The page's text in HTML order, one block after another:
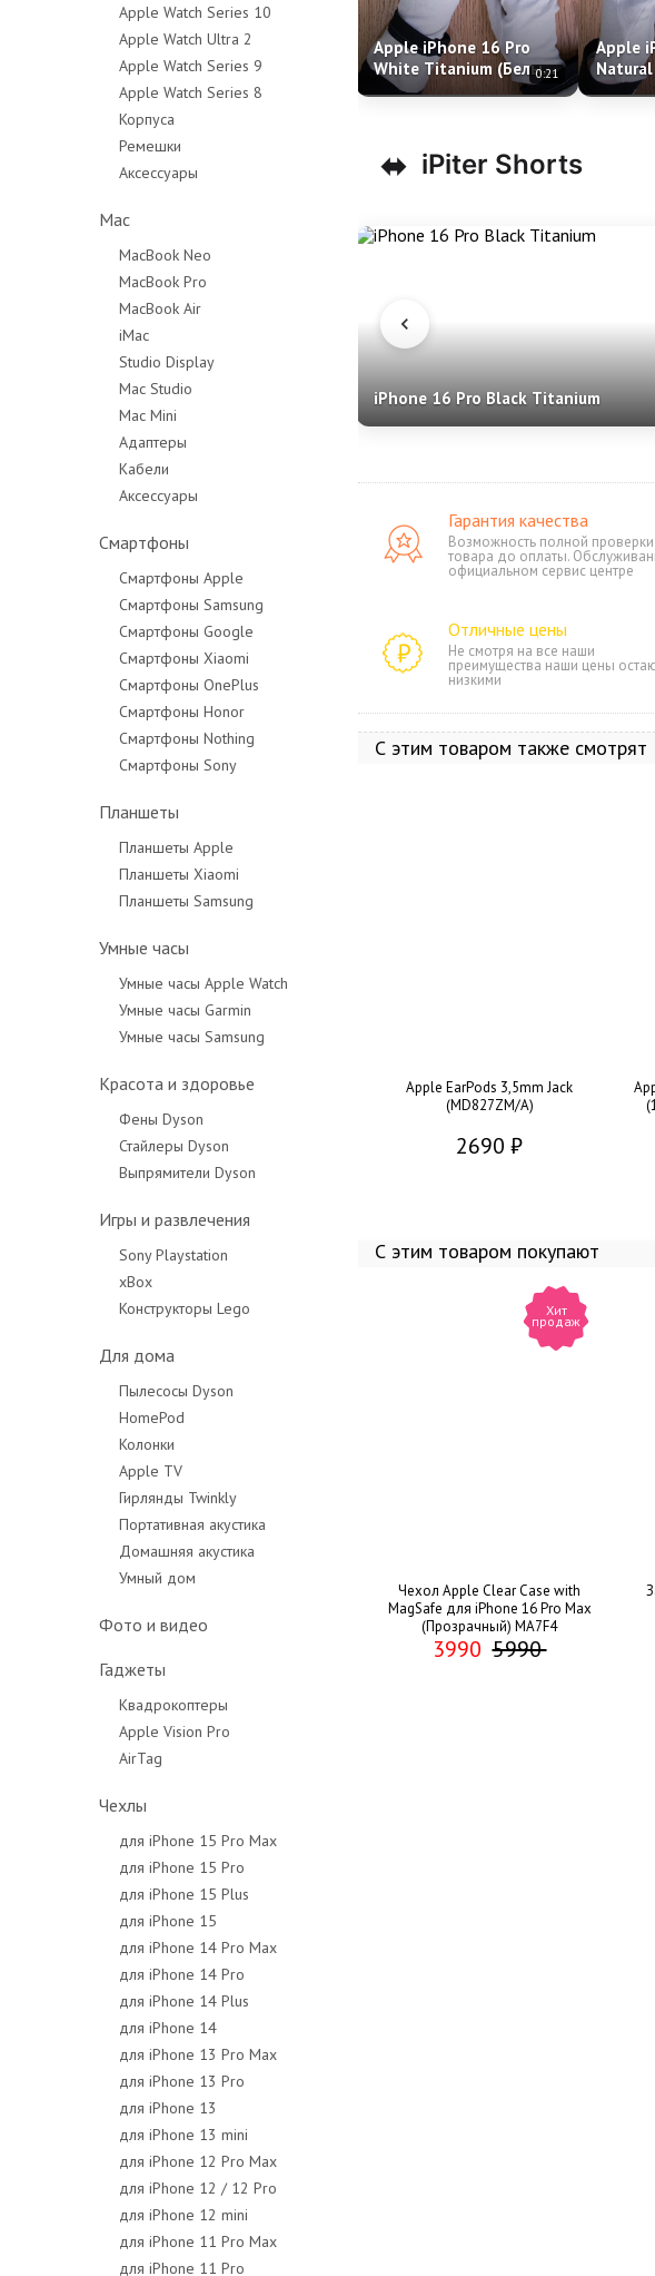
Apple Watch Series 10
Apple Watch Ultra 2
Apple Watch Series 9
Apple Watch Series 8
Корпуса
Ремешки
Аксессуары
Mac
MacBook Neo
MacBook Pro
MacBook Pro 14"
MacBook Pro 16"
MacBook Air
iMac
Studio Display
Mac Studio
Mac Mini
Адаптеры
Кабели
Аксессуары
Смартфоны
Смартфоны Apple
Смартфоны Samsung
Смартфоны Google
Смартфоны Xiaomi
Смартфоны OnePlus
Смартфоны Honor
Смартфоны Nothing
Смартфоны Sony
Планшеты
Планшеты Apple
Планшеты Xiaomi
Планшеты Samsung
Умные часы
Умные часы Apple Watch
Умные часы Garmin
Умные часы Samsung
Красота и здоровье
Фены Dyson
Стайлеры Dyson
Выпрямители Dyson
Игры и развлечения
Sony Playstation
xBox
Конструкторы Lego
Для дома
Пылесосы Dyson
HomePod
Колонки
Apple TV
Гирлянды Twinkly
Портативная акустика
Домашняя акустика
Умный дом
Фото и видео
Гаджеты
Квадрокоптеры
Apple Vision Pro
AirTag
Чехлы
для iPhone 15 Pro Max
для iPhone 15 Pro
для iPhone 15 Plus
для iPhone 15
для iPhone 14 Pro Max
для iPhone 14 Pro
для iPhone 14 Plus
для iPhone 14
для iPhone 13 Pro Max
для iPhone 13 Pro
для iPhone 13
для iPhone 13 mini
для iPhone 12 Pro Max
для iPhone 12 / 12 Pro
для iPhone 12 mini
для iPhone 11 Pro Max
для iPhone 11 Pro
Apple iPhone 16 Pro
White Titanium (Белый
титан)
0:21
Apple
⬌ iPiter Shorts
iPhone 16 Pro Black Titanium
Гарантия качества
Возможность полной проверки
товара до оплаты.
официальном сервис центре
Отличные цены
Не смотря на все наши
преимущества наши цены
низкими
С этим товаром также смотрят
Apple EarPods 3,5mm Jack
(MD827ZM/A)
2690 ₽
С этим товаром покупают
Хит
продаж
Чехол Apple Clear Case with
MagSafe для iPhone 16 Pro Max
(Прозрачный) MA7F4
3990 5990